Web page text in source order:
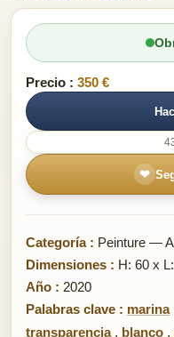
Precio : 350 €
❤
Categoría : Peinture —
Dimensiones : H: 60 x
Año : 2020
Palabras clave : marina
transparencia, blanco ,